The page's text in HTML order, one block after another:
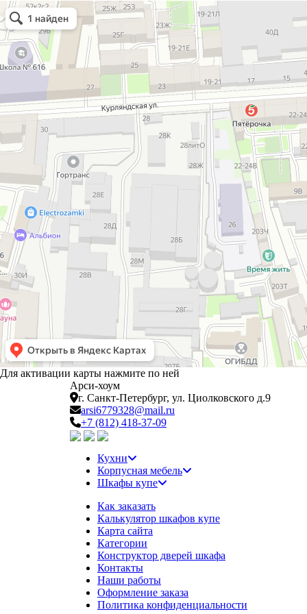
Для активации карты нажмите по ней
Арси-хоум
г. Санкт-Петербург, ул. Циолковского д.9
arsi6779328@mail.ru
+7 (812) 418-37-09
Кухни
Корпусная мебель
Шкафы купе
Как заказать
Калькулятор шкафов купе
Карта сайта
Категории
Конструктор дверей шкафа
Контакты
Наши работы
Оформление заказа
Политика конфиденциальности